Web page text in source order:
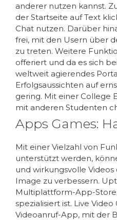
anderer nutzen kannst.
der Startseite auf Text
Chat nutzen. Darüber
frei, mit den Usern über
zu treten. Weitere
offeriert und da es sich
weltweit agierendes
Erfolgsaussichten auf
gering. Mit einer College
mit anderen Studenten
Apps Games:
Mit einer Vielzahl von
unterstützt werden,
und wirkungsvolle
Image zu verbessern.
Multiplattform-App-
spezialisiert ist. Live
Videoanruf-App, mit der